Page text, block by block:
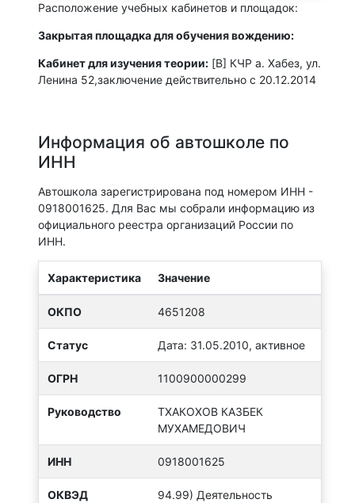
Расположение учебных кабинетов и площадок:
Закрытая площадка для обучения вождению:
Кабинет для изучения теории: [B] КЧР а. Хабез, ул.
Ленина 52,заключение действительно с 20.12.2014
Информация об автошколе по
ИНН
Автошкола зарегистрирована под номером ИНН -
0918001625. Для Вас мы собрали информацию из
официального реестра организаций России по
ИНН.
Характеристика Значение
ОКПО 4651208
Статус Дата: 31.05.2010, активное
ОГРН 1100900000299
Руководство
ТХАКОХОВ КАЗБЕК
МУХАМЕДОВИЧ
ИНН 0918001625
ОКВЭД
94.99) Деятельность